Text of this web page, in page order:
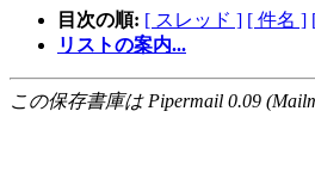
目次の順: [ スレッド ] [ 件名 ]
リストの案内...
この保存書庫は Pipermail 0.09